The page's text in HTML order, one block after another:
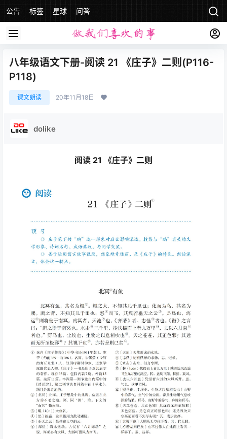
公告 标签 星球 问答
八年级语文下册-阅读 21 《庄子》二则(P116-
P118)
课文朗读 20年11月18日
dolike
阅读 21 《庄子》二则